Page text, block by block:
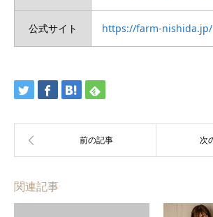
公式サイト https://farm-nishida.jp/
関連記事